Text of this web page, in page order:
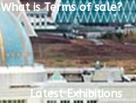
What is Terms of sale?
Latest Exhibitions